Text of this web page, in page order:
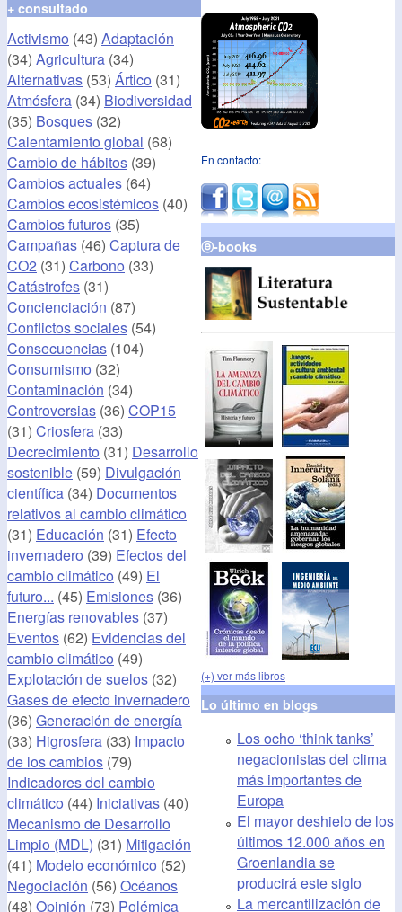
+ consultado
Activismo (43) Adaptación
(34) Agricultura (34)
Alternativas (53) Ártico (31)
Atmósfera (34) Biodiversidad
(35) Bosques (32)
Calentamiento global (68)
Cambio de hábitos (39)
Cambios actuales (64)
Cambios ecosistémicos (40)
Cambios futuros (35)
Campañas (46) Captura de
CO2 (31) Carbono (33)
Catástrofes (31)
Concienciación (87)
Conflictos sociales (54)
Consecuencias (104)
Consumismo (32)
Contaminación (34)
Controversias (36) COP15
(31) Criosfera (33)
Decrecimiento (31) Desarrollo
sostenible (59) Divulgación
científica (34) Documentos
relativos al cambio climático
(31) Educación (31) Efecto
invernadero (39) Efectos del
cambio climático (49) El
futuro... (45) Emisiones (36)
Energías renovables (37)
Eventos (62) Evidencias del
cambio climático (49)
Explotación de suelos (32)
Gases de efecto invernadero
(36) Generación de energía
(33) Higrosfera (33) Impacto
de los cambios (79)
Indicadores del cambio
climático (44) Iniciativas (40)
Mecanismo de Desarrollo
Limpio (MDL) (31) Mitigación
(41) Modelo económico (52)
Negociación (56) Océanos
(48) Opinión (73) Polémica
En contacto:
ⓔ-books
(+) ver más libros
Lo último en blogs
Los ocho ‘think tanks’
negacionistas del clima
más importantes de
Europa
El mayor deshielo de los
últimos 12.000 años en
Groenlandia se
producirá este siglo
La mercantilización de